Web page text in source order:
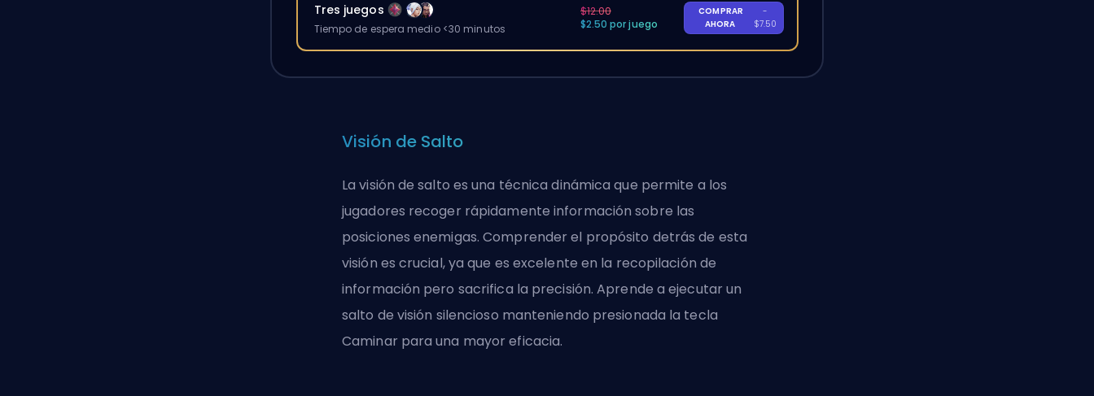
Tres juegos
Tiempo de espera medio <30 minutos
$12.00
$2.50 por juego
COMPRAR
AHORA
-
$7.50
Visión de Salto
La visión de salto es una técnica dinámica que permite a los
jugadores recoger rápidamente información sobre las
posiciones enemigas. Comprender el propósito detrás de esta
visión es crucial, ya que es excelente en la recopilación de
información pero sacrifica la precisión. Aprende a ejecutar un
salto de visión silencioso manteniendo presionada la tecla
Caminar para una mayor eficacia.